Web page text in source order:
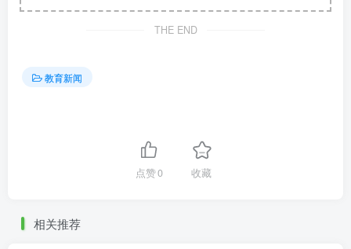
THE END
教育新闻
点赞0 收藏
相关推荐